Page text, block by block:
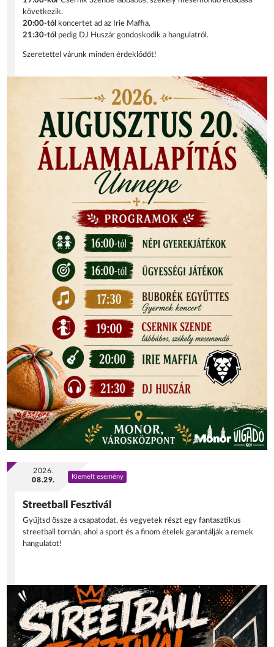
következik.
20:00-tól
koncertet ad az Irie Maffia.
21:30-tól pedig DJ Huszár gondoskodik a hangulatról.
Szeretettel várunk minden érdeklődőt!
2026.
08.29.
Kiemelt esemény
Streetball Fesztivál
Gyűjtsd össze a csapatodat, és vegyetek részt egy fantasztikus
streetball tornán, ahol a sport és a finom ételek garantálják a remek
hangulatot!